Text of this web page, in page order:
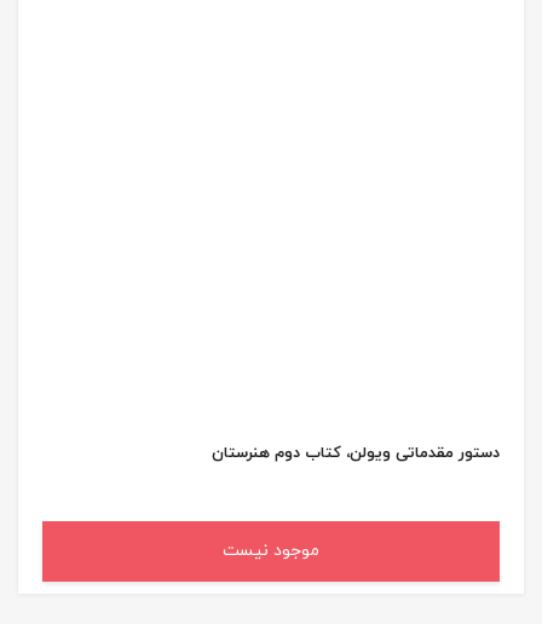
دستور مقدماتی ویولن، کتاب دوم هنرستان
موجود نیست